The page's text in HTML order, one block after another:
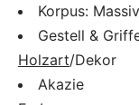
Korpus:
Gestell &
Holzart/Dekor
Akazie